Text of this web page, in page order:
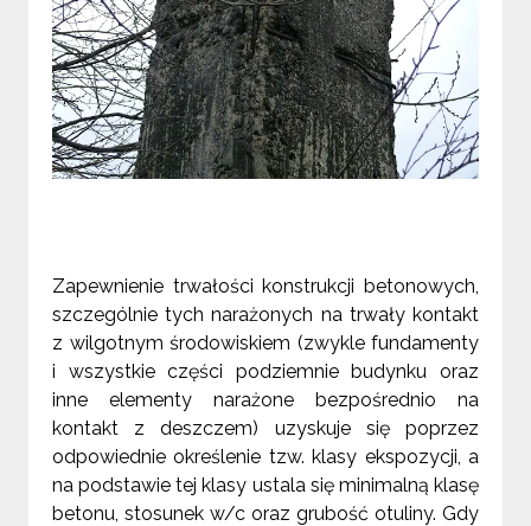
Zapewnienie trwałości konstrukcji betonowych,
szczególnie tych narażonych na trwały kontakt
z wilgotnym środowiskiem (zwykle fundamenty
i wszystkie części podziemnie budynku oraz
inne elementy narażone bezpośrednio na
kontakt z deszczem) uzyskuje się poprzez
odpowiednie określenie tzw. klasy ekspozycji, a
na podstawie tej klasy ustala się minimalną klasę
betonu, stosunek w/c oraz grubość otuliny. Gdy